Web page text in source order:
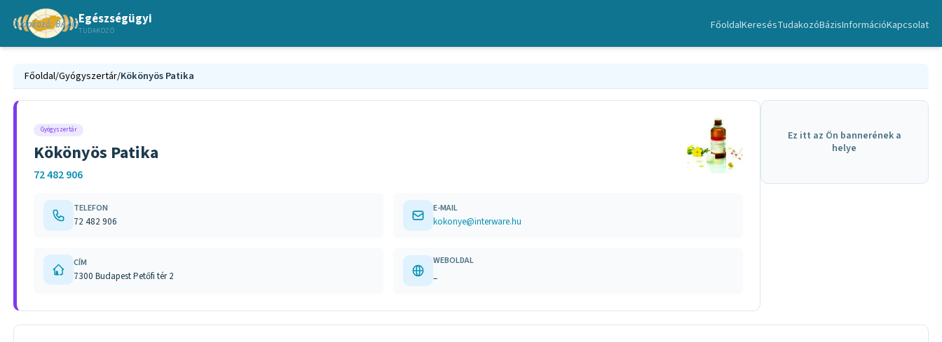
Egészségügyi
TUDAKOZÓ FőoldalKeresésTudakozóBázisInformációKapcsolat
Főoldal/Gyógyszertár/Kökönyös Patika
Gyógyszertár
Kökönyös Patika
72 482 906
TELEFON
72 482 906
E-MAIL
kokonye@interware.hu
CÍM
7300 Budapest Petőfi tér 2
WEBOLDAL
–
Ez itt az Ön bannerének a
helye